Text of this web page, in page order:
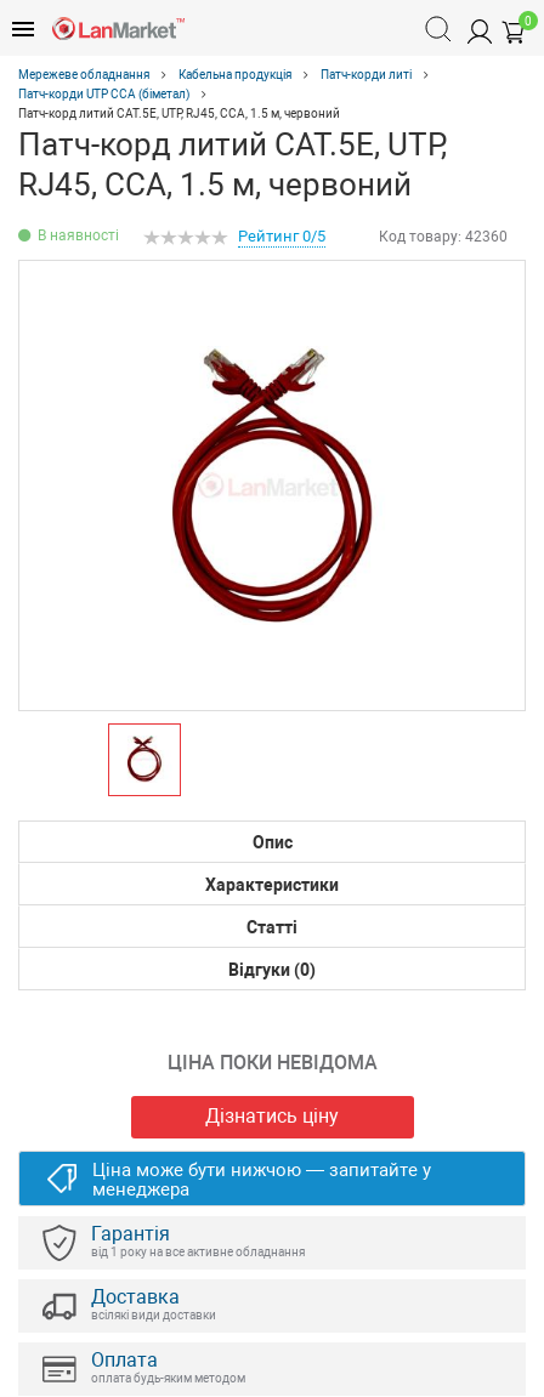
0
Мережеве обладнання Кабельна продукція
Патч-корди литі
Патч-корди UTP CCA (біметал)
Патч-корд литий САТ.5E, UTP, RJ45, CCA, 1.5 м, червоний
Патч-корд литий САТ.5E, UTP,
RJ45, CCA, 1.5 м, червоний
В наявності Код товару: 42360
Рейтинг 0/5
Опис
Характеристики
Статті
Відгуки (0)
ЦІНА ПОКИ НЕВІДОМА
Дізнатись ціну
Ціна може бути нижчою — запитайте у
менеджера
Гарантія
від 1 року на все активне обладнання
Доставка
всілякі види доставки
Оплата
оплата будь-яким методом